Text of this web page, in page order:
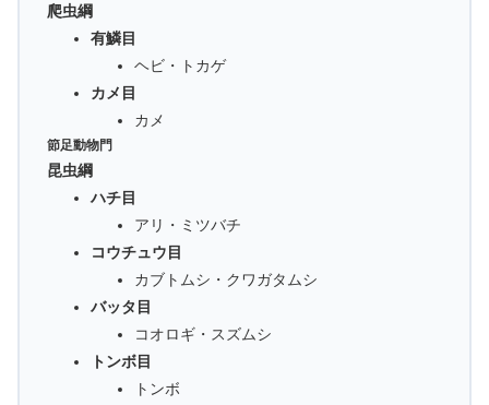
爬虫綱
有鱗目
ヘビ・トカゲ
カメ目
カメ
節足動物門
昆虫綱
ハチ目
アリ・ミツバチ
コウチュウ目
カブトムシ・クワガタムシ
バッタ目
コオロギ・スズムシ
トンボ目
トンボ